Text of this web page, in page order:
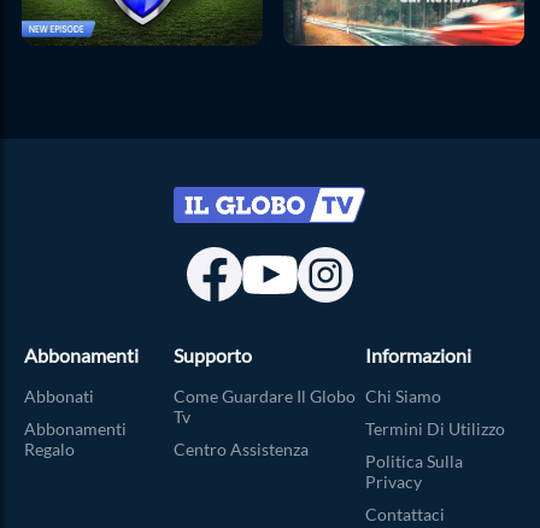
Abbonamenti
Abbonati
Abbonamenti
Regalo
Supporto
Come Guardare Il Globo
Tv
Centro Assistenza
Informazioni
Chi Siamo
Termini Di Utilizzo
Politica Sulla
Privacy
Contattaci